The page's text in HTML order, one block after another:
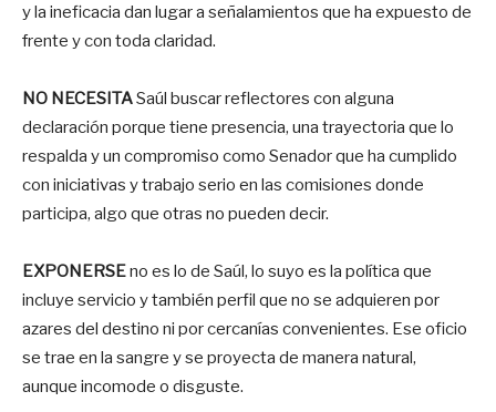
y la ineficacia dan lugar a señalamientos que ha expuesto de
frente y con toda claridad.
NO NECESITASaúl buscar reflectores con alguna
declaración porque tiene presencia, una trayectoria que lo
respalda y un compromiso como Senador que ha cumplido
con iniciativas y trabajo serio en las comisiones donde
participa, algo que otras no pueden decir.
EXPONERSEno es lo de Saúl, lo suyo es la política que
incluye servicio y también perfil que no se adquieren por
azares del destino ni por cercanías convenientes. Ese oficio
se trae en la sangre y se proyecta de manera natural,
aunque incomode o disguste.